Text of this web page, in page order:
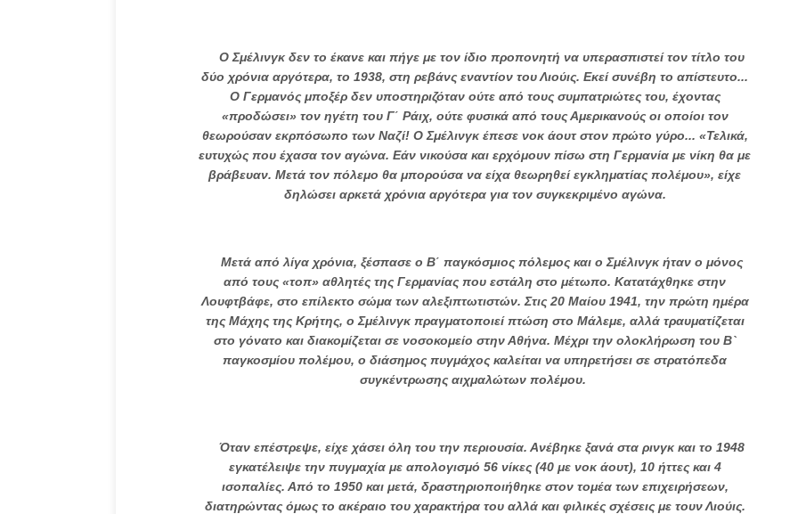
Ο Σμέλινγκ δεν το έκανε και πήγε με τον ίδιο προπονητή να υπερασπιστεί τον τίτλο του
δύο χρόνια αργότερα, το 1938, στη ρεβάνς εναντίον του Λιούις. Εκεί συνέβη το απίστευτο...
Ο Γερμανός μποξέρ δεν υποστηριζόταν ούτε από τους συμπατριώτες του, έχοντας
«προδώσει» τον ηγέτη του Γ΄ Ράιχ, ούτε φυσικά από τους Αμερικανούς οι οποίοι τον
θεωρούσαν εκρπόσωπο των Ναζί! Ο Σμέλινγκ έπεσε νοκ άουτ στον πρώτο γύρο... «Τελικά,
ευτυχώς που έχασα τον αγώνα. Εάν νικούσα και ερχόμουν πίσω στη Γερμανία με νίκη θα με
βράβευαν. Μετά τον πόλεμο θα μπορούσα να είχα θεωρηθεί εγκληματίας πολέμου», είχε
δηλώσει αρκετά χρόνια αργότερα για τον συγκεκριμένο αγώνα.
Μετά από λίγα χρόνια, ξέσπασε ο Β΄ παγκόσμιος πόλεμος και ο Σμέλινγκ ήταν ο μόνος
από τους «τοπ» αθλητές της Γερμανίας που εστάλη στο μέτωπο. Κατατάχθηκε στην
Λουφτβάφε, στο επίλεκτο σώμα των αλεξιπτωτιστών. Στις 20 Μαίου 1941, την πρώτη ημέρα
της Μάχης της Κρήτης, ο Σμέλινγκ πραγματοποιεί πτώση στο Μάλεμε, αλλά τραυματίζεται
στο γόνατο και διακομίζεται σε νοσοκομείο στην Αθήνα. Μέχρι την ολοκλήρωση του Β`
παγκοσμίου πολέμου, ο διάσημος πυγμάχος καλείται να υπηρετήσει σε στρατόπεδα
συγκέντρωσης αιχμαλώτων πολέμου.
Όταν επέστρεψε, είχε χάσει όλη του την περιουσία. Ανέβηκε ξανά στα ρινγκ και το 1948
εγκατέλειψε την πυγμαχία με απολογισμό 56 νίκες (40 με νοκ άουτ), 10 ήττες και 4
ισοπαλίες. Από το 1950 και μετά, δραστηριοποιήθηκε στον τομέα των επιχειρήσεων,
διατηρώντας όμως το ακέραιο του χαρακτήρα του αλλά και φιλικές σχέσεις με τουν Λιούις.